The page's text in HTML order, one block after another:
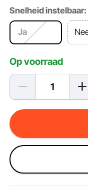
Snelheid instelbaar:
Ja
Op voorraad